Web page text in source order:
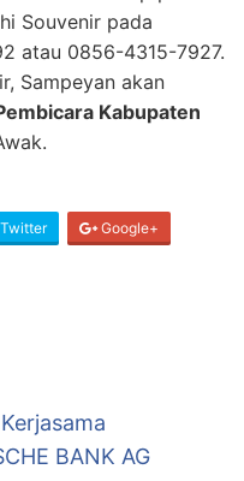
Souvenir pada
atau 0856-4315-7927.
Sampeyan akan
Kabupaten
Twitter Google+
BANK AG